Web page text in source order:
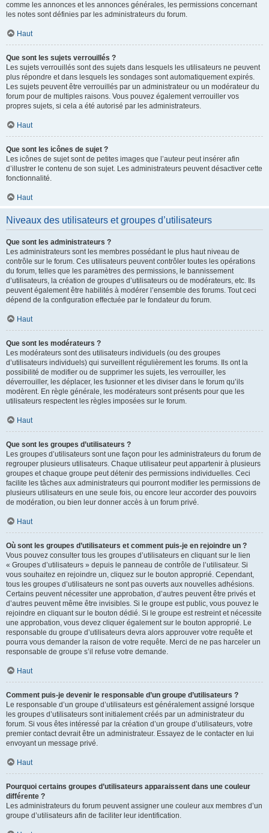
comme les annonces et les annonces générales, les permissions concernant
les notes sont définies par les administrateurs du forum.
Haut
Que sont les sujets verrouillés ?
Les sujets verrouillés sont des sujets dans lesquels les utilisateurs ne peuvent
plus répondre et dans lesquels les sondages sont automatiquement expirés.
Les sujets peuvent être verrouillés par un administrateur ou un modérateur du
forum pour de multiples raisons. Vous pouvez également verrouiller vos
propres sujets, si cela a été autorisé par les administrateurs.
Haut
Que sont les icônes de sujet ?
Les icônes de sujet sont de petites images que l’auteur peut insérer afin
d’illustrer le contenu de son sujet. Les administrateurs peuvent désactiver cette
fonctionnalité.
Haut
Niveaux des utilisateurs et groupes d’utilisateurs
Que sont les administrateurs ?
Les administrateurs sont les membres possédant le plus haut niveau de
contrôle sur le forum. Ces utilisateurs peuvent contrôler toutes les opérations
du forum, telles que les paramètres des permissions, le bannissement
d’utilisateurs, la création de groupes d’utilisateurs ou de modérateurs, etc. Ils
peuvent également être habilités à modérer l’ensemble des forums. Tout ceci
dépend de la configuration effectuée par le fondateur du forum.
Haut
Que sont les modérateurs ?
Les modérateurs sont des utilisateurs individuels (ou des groupes
d’utilisateurs individuels) qui surveillent régulièrement les forums. Ils ont la
possibilité de modifier ou de supprimer les sujets, les verrouiller, les
déverrouiller, les déplacer, les fusionner et les diviser dans le forum qu’ils
modèrent. En règle générale, les modérateurs sont présents pour que les
utilisateurs respectent les règles imposées sur le forum.
Haut
Que sont les groupes d’utilisateurs ?
Les groupes d’utilisateurs sont une façon pour les administrateurs du forum de
regrouper plusieurs utilisateurs. Chaque utilisateur peut appartenir à plusieurs
groupes et chaque groupe peut détenir des permissions individuelles. Ceci
facilite les tâches aux administrateurs qui pourront modifier les permissions de
plusieurs utilisateurs en une seule fois, ou encore leur accorder des pouvoirs
de modération, ou bien leur donner accès à un forum privé.
Haut
Où sont les groupes d’utilisateurs et comment puis-je en rejoindre un ?
Vous pouvez consulter tous les groupes d’utilisateurs en cliquant sur le lien
« Groupes d’utilisateurs » depuis le panneau de contrôle de l’utilisateur. Si
vous souhaitez en rejoindre un, cliquez sur le bouton approprié. Cependant,
tous les groupes d’utilisateurs ne sont pas ouverts aux nouvelles adhésions.
Certains peuvent nécessiter une approbation, d’autres peuvent être privés et
d’autres peuvent même être invisibles. Si le groupe est public, vous pouvez le
rejoindre en cliquant sur le bouton dédié. Si le groupe est restreint et nécessite
une approbation, vous devez cliquer également sur le bouton approprié. Le
responsable du groupe d’utilisateurs devra alors approuver votre requête et
pourra vous demander la raison de votre requête. Merci de ne pas harceler un
responsable de groupe s’il refuse votre demande.
Haut
Comment puis-je devenir le responsable d’un groupe d’utilisateurs ?
Le responsable d’un groupe d’utilisateurs est généralement assigné lorsque
les groupes d’utilisateurs sont initialement créés par un administrateur du
forum. Si vous êtes intéressé par la création d’un groupe d’utilisateurs, votre
premier contact devrait être un administrateur. Essayez de le contacter en lui
envoyant un message privé.
Haut
Pourquoi certains groupes d’utilisateurs apparaissent dans une couleur
différente ?
Les administrateurs du forum peuvent assigner une couleur aux membres d’un
groupe d’utilisateurs afin de faciliter leur identification.